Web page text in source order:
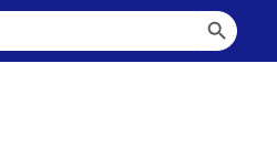
Botón de búsqueda